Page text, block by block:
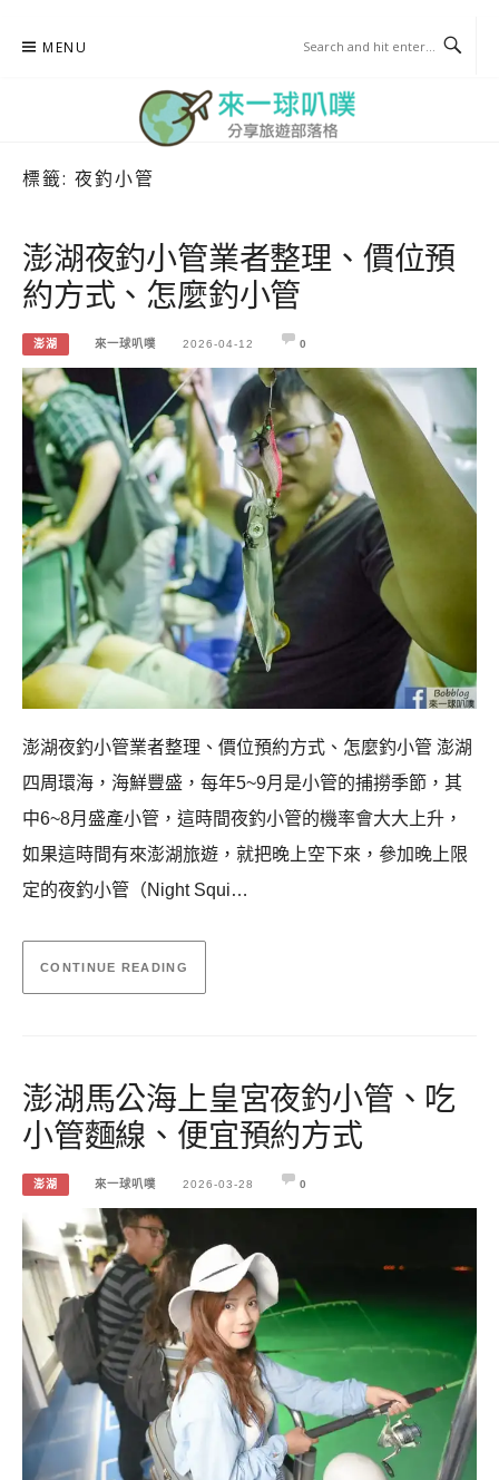
MENU
標籤: 夜釣小管
澎湖夜釣小管業者整理、價位預
約方式、怎麼釣小管
澎湖 來一球叭噗 2026-04-12 0
澎湖夜釣小管業者整理、價位預約方式、怎麼釣小管 澎湖
四周環海，海鮮豐盛，每年5~9月是小管的捕撈季節，其
中6~8月盛產小管，這時間夜釣小管的機率會大大上升，
如果這時間有來澎湖旅遊，就把晚上空下來，參加晚上限
定的夜釣小管（Night Squi…
CONTINUE READING
澎湖馬公海上皇宮夜釣小管、吃
小管麵線、便宜預約方式
澎湖 來一球叭噗 2026-03-28 0